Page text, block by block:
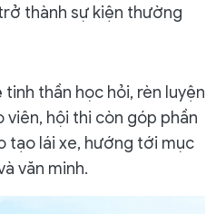
thành sự kiện thường
thần học hỏi, rèn luyện
viên, hội thi còn góp phần
tạo lái xe, hướng tới mục
văn minh.